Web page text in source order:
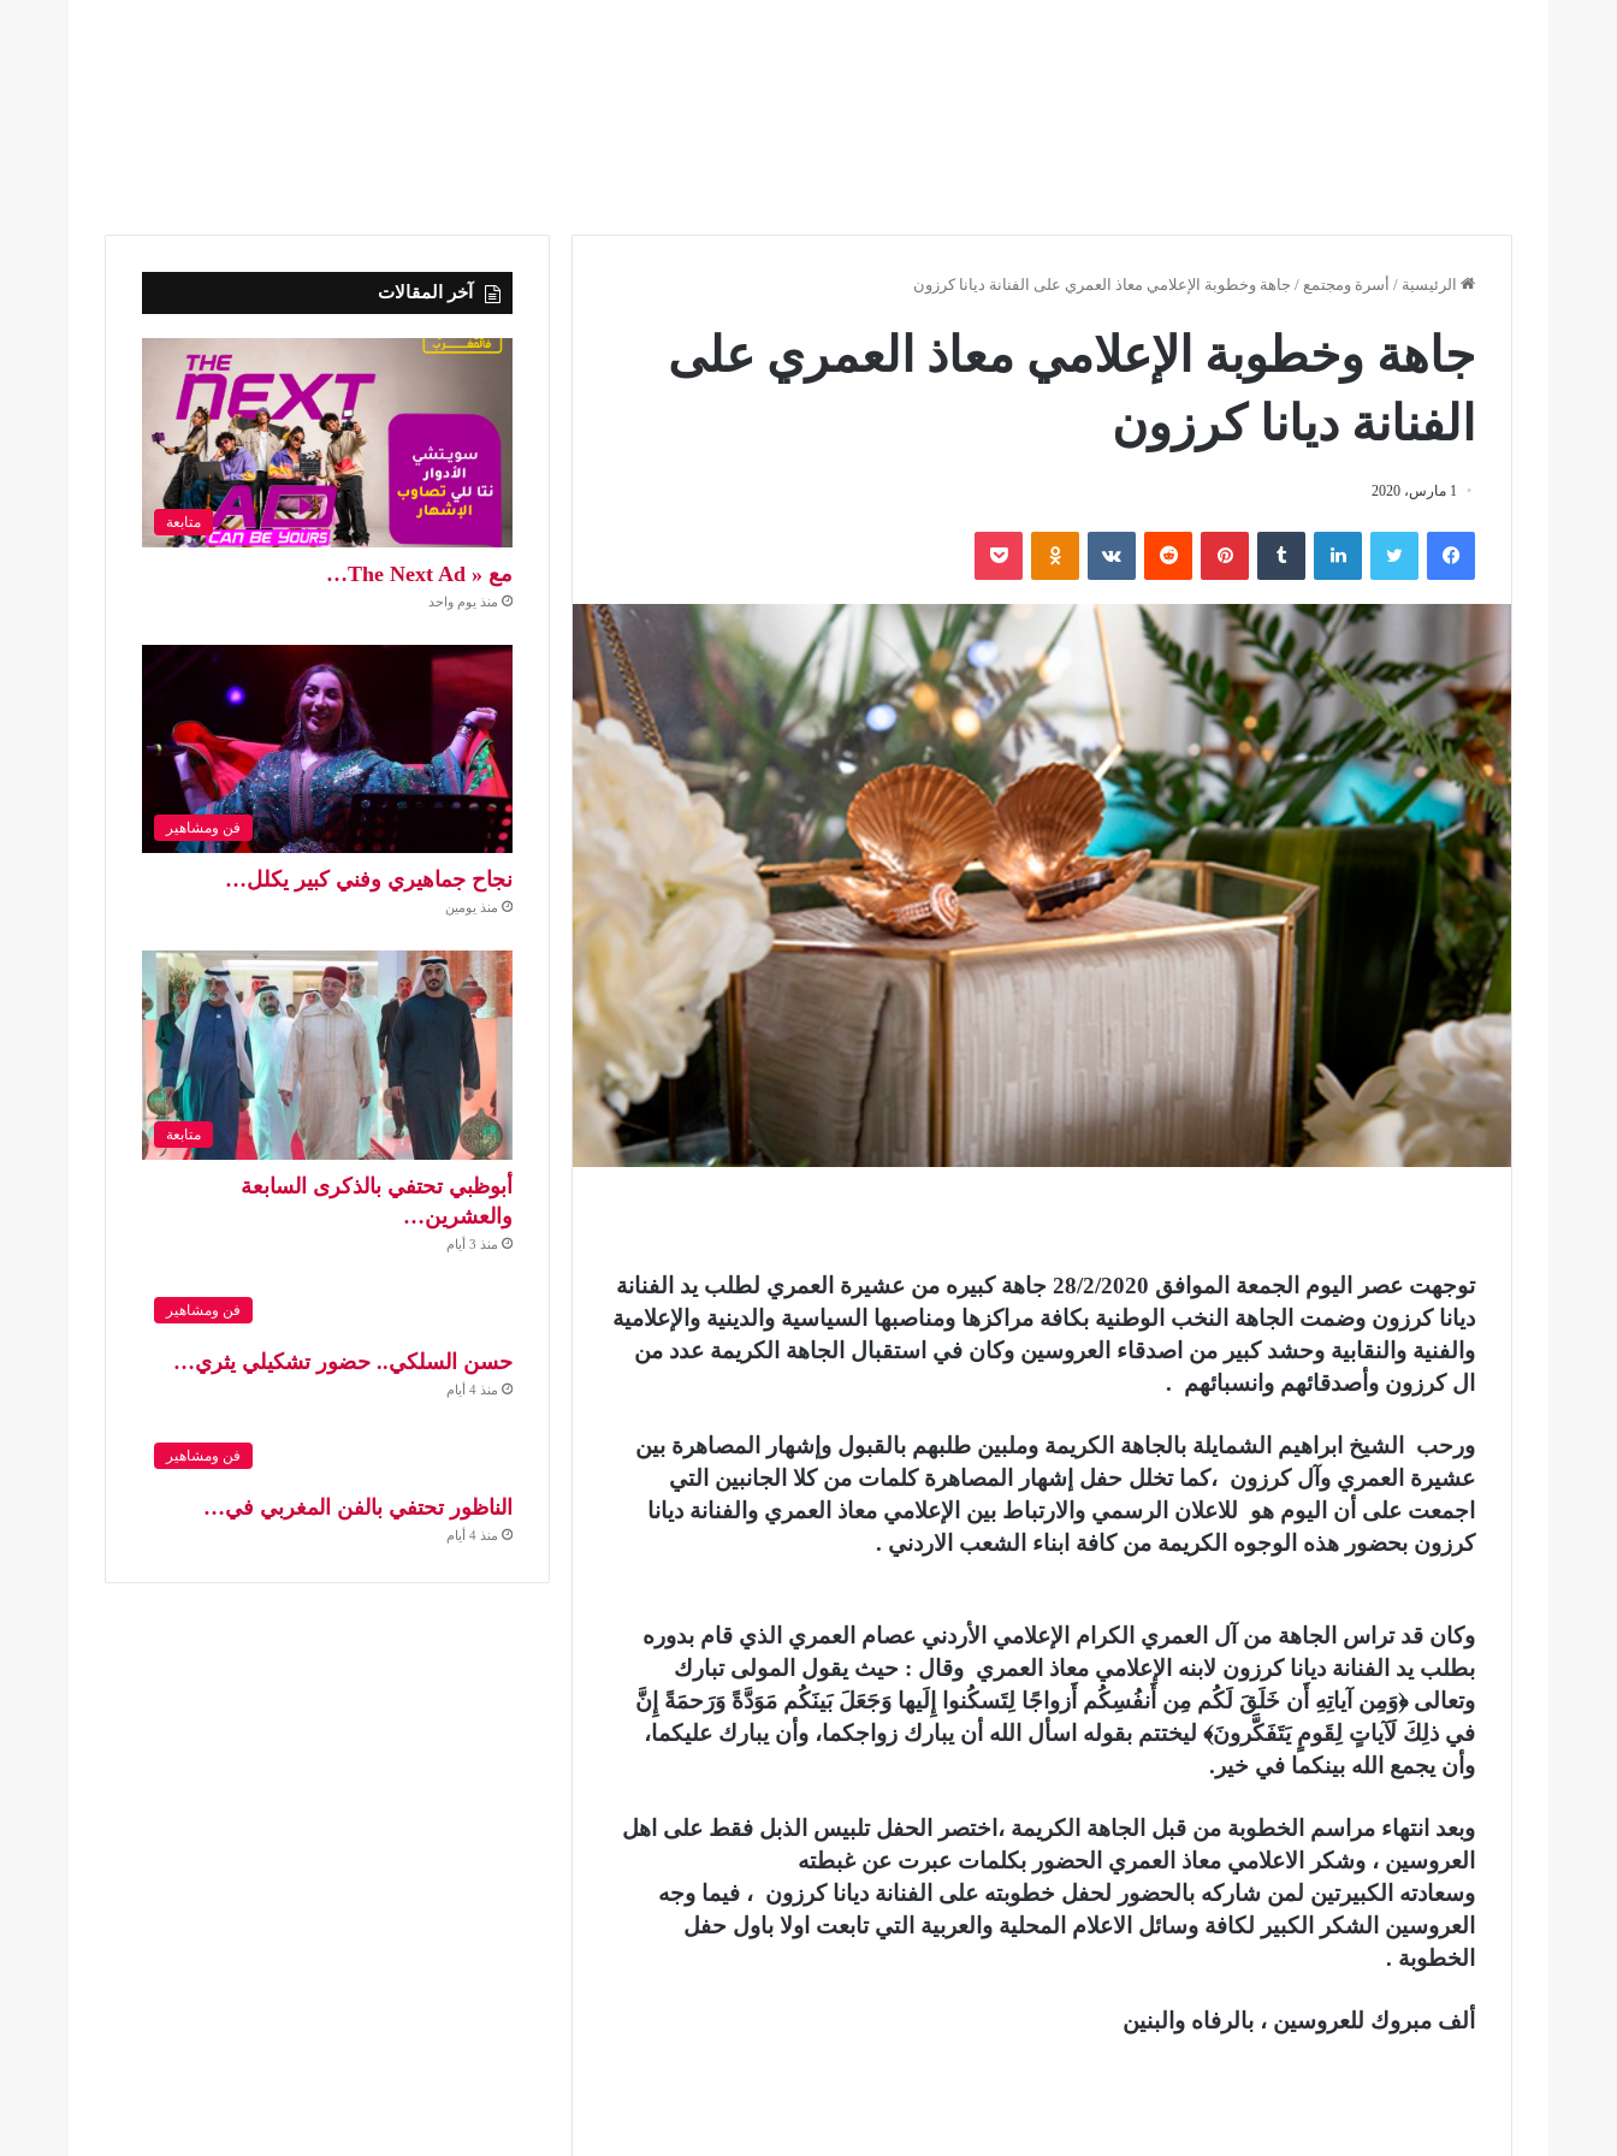
الرئيسية / أسرة ومجتمع / جاهة وخطوبة الإعلامي معاذ العمري على الفنانة ديانا كرزون
جاهة وخطوبة الإعلامي معاذ العمري على
الفنانة ديانا كرزون
1 مارس، 2020
فيسبوك تويتر لينكدإن بينتيريست Odnoklassniki
بوكيت
توجهت عصر اليوم الجمعة الموافق 28/2/2020 جاهة كبيره من عشيرة العمري لطلب يد الفنانة
ديانا كرزون وضمت الجاهة النخب الوطنية بكافة مراكزها ومناصبها السياسية والدينية والإعلامية
والفنية والنقابية وحشد كبير من اصدقاء العروسين وكان في استقبال الجاهة الكريمة عدد من
ال كرزون وأصدقائهم وانسبائهم .
ورحب الشيخ ابراهيم الشمايلة بالجاهة الكريمة وملبين طلبهم بالقبول وإشهار المصاهرة بين
عشيرة العمري وآل كرزون ،كما تخلل حفل إشهار المصاهرة كلمات من كلا الجانبين التي
اجمعت على أن اليوم هو للاعلان الرسمي والارتباط بين الإعلامي معاذ العمري والفنانة ديانا
كرزون بحضور هذه الوجوه الكريمة من كافة ابناء الشعب الاردني .
وكان قد تراس الجاهة من آل العمري الكرام الإعلامي الأردني عصام العمري الذي قام بدوره
بطلب يد الفنانة ديانا كرزون لابنه الإعلامي معاذ العمري وقال : حيث يقول المولى تبارك
وتعالى ﴿وَمِن آياتِهِ أَن خَلَقَ لَكُم مِن أَنفُسِكُم أَزواجًا لِتَسكُنوا إِلَيها وَجَعَلَ بَينَكُم مَوَدَّةً وَرَحمَةً إِنَّ
في ذلِكَ لَآياتٍ لِقَومٍ يَتَفَكَّرونَ﴾ ليختتم بقوله اسأل الله أن يبارك زواجكما، وأن يبارك عليكما،
وأن يجمع الله بينكما في خير.
وبعد انتهاء مراسم الخطوبة من قبل الجاهة الكريمة ،اختصر الحفل تلبيس الذبل فقط على اهل
العروسين ، وشكر الاعلامي معاذ العمري الحضور بكلمات عبرت عن غبطته
وسعادته الكبيرتين لمن شاركه بالحضور لحفل خطوبته على الفنانة ديانا كرزون ، فيما وجه
العروسين الشكر الكبير لكافة وسائل الاعلام المحلية والعربية التي تابعت اولا باول حفل
الخطوبة .
ألف مبروك للعروسين ، بالرفاه والبنين
آخر المقالات
متابعة
مع « The Next Ad…
منذ يوم واحد
فن ومشاهير
نجاح جماهيري وفني كبير يكلل…
منذ يومين
متابعة
أبوظبي تحتفي بالذكرى السابعة
والعشرين…
منذ 3 أيام
فن ومشاهير
حسن السلكي.. حضور تشكيلي يثري…
منذ 4 أيام
فن ومشاهير
الناظور تحتفي بالفن المغربي في…
منذ 4 أيام